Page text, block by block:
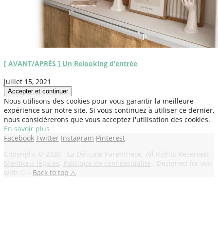
[ AVANT/APRÈS ] Un Relooking d’entrée
juillet 15, 2021
Nous utilisons des cookies pour vous garantir la meilleure
expérience sur notre site. Si vous continuez à utiliser ce dernier,
nous considérerons que vous acceptez l'utilisation des cookies.
En savoir plus
Facebook Twitter Instagram Pinterest
Copyright © 2020 - La Délicate Parenthèse. All Rights Reserved.
Mentions légales Politique de confidentialité . Designed for you
with ♡ - Back to top △